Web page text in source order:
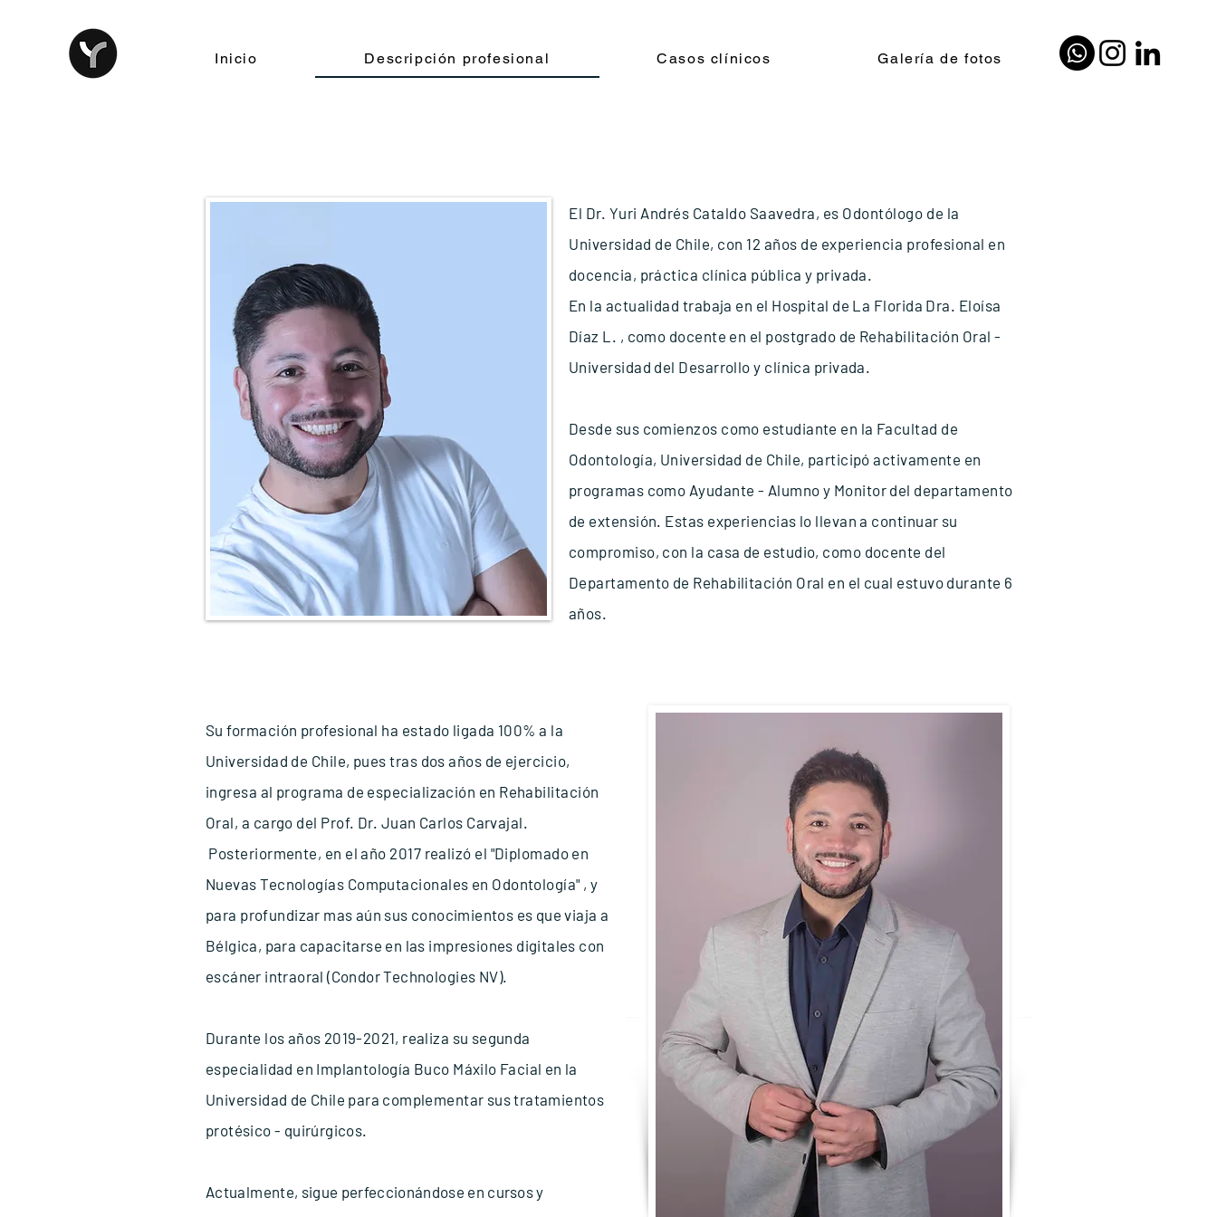
Inicio Descripción profesional Casos clínicos Galería de fotos
El Dr. Yuri Andrés Cataldo Saavedra, es Odontólogo de la
Universidad de Chile, con 12 años de experiencia profesional en
docencia, práctica clínica pública y privada.
En la actualidad trabaja en el Hospital de La Florida Dra. Eloísa
Díaz L. , como docente en el postgrado de Rehabilitación Oral -
Universidad del Desarrollo y clínica privada.
Desde sus comienzos como estudiante en la Facultad de
Odontología, Universidad de Chile, participó activamente en
programas como Ayudante - Alumno y Monitor del departamento
de extensión. Estas experiencias lo llevan a continuar su
compromiso, con la casa de estudio, como docente del
Departamento de Rehabilitación Oral en el cual estuvo durante 6
años.
Su formación profesional ha estado ligada 100% a la
Universidad de Chile, pues tras dos años de ejercicio,
ingresa al programa de especialización en Rehabilitación
Oral, a cargo del Prof. Dr. Juan Carlos Carvajal.
Posteriormente, en el año 2017 realizó el "Diplomado en
Nuevas Tecnologías Computacionales en Odontología" , y
para profundizar mas aún sus conocimientos es que viaja a
Bélgica, para capacitarse en las impresiones digitales con
escáner intraoral (Condor Technologies NV).
Durante los años 2019-2021, realiza su segunda
especialidad en Implantología Buco Máxilo Facial en la
Universidad de Chile para complementar sus tratamientos
protésico - quirúrgicos.
Actualmente, sigue perfeccionándose en cursos y